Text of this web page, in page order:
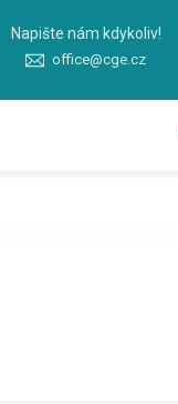
Napište nám kdykoliv!
office@cge.cz